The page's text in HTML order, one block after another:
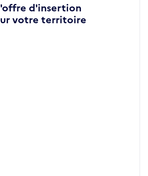
d'insertion
votre territoire